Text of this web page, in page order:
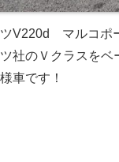
V220d マルコポ
社のＶクラスを
車です！